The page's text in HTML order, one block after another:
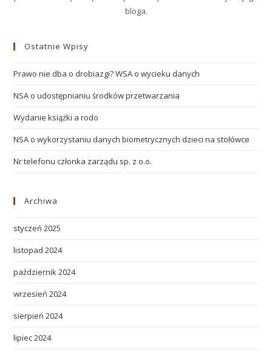
bloga.
Ostatnie Wpisy
Prawo nie dba o drobiazgi? WSA o wycieku danych
NSA o udostępnianiu środków przetwarzania
Wydanie książki a rodo
NSA o wykorzystaniu danych biometrycznych dzieci na stołówce
Nr telefonu członka zarządu sp. z o.o.
Archiwa
styczeń 2025
listopad 2024
październik 2024
wrzesień 2024
sierpień 2024
lipiec 2024